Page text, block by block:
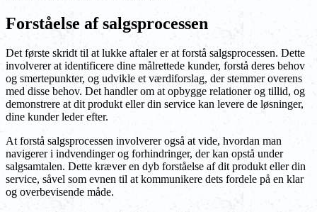
Forståelse af salgsprocessen
Det første skridt til at lukke aftaler er at forstå salgsprocessen. Dette
involverer at identificere dine målrettede kunder, forstå deres behov
og smertepunkter, og udvikle et værdiforslag, der stemmer overens
med disse behov. Det handler om at opbygge relationer og tillid, og
demonstrere at dit produkt eller din service kan levere de løsninger,
dine kunder leder efter.
At forstå salgsprocessen involverer også at vide, hvordan man
navigerer i indvendinger og forhindringer, der kan opstå under
salgsamtalen. Dette kræver en dyb forståelse af dit produkt eller din
service, såvel som evnen til at kommunikere dets fordele på en klar
og overbevisende måde.